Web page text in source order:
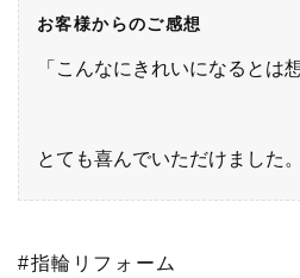
お客様からのご感想
「こんなにきれいになるとは
とても喜んでいただけました。
#指輪リフォーム